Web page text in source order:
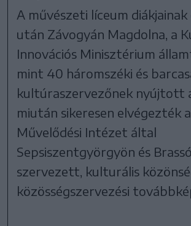
A művészeti líceum diákjainak
után Závogyán Magdolna, a
Innovációs Minisztérium
mint 40 háromszéki és
kultúraszervezőnek nyújtott
miután sikeresen elvégezték
Művelődési Intézet által
Sepsiszentgyörgyön és
szervezett, kulturális
közösségszervezési